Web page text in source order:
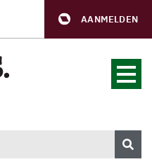
AANMELDEN